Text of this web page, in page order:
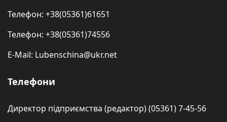
Телефон: +38(05361)61651
Телефон: +38(05361)74556
E-Mail: Lubenschina@ukr.net
Телефони
Директор підприємства (редактор) (05361) 7-45-56